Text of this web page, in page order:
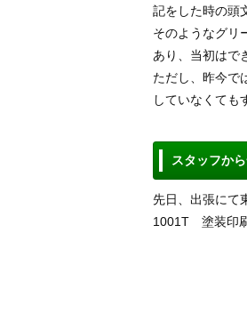
記をした時の頭
そのようなグリ
あり、当初はで
ただし、昨今で
していなくても
スタッフか
先日、出張にて
1001T 塗装印